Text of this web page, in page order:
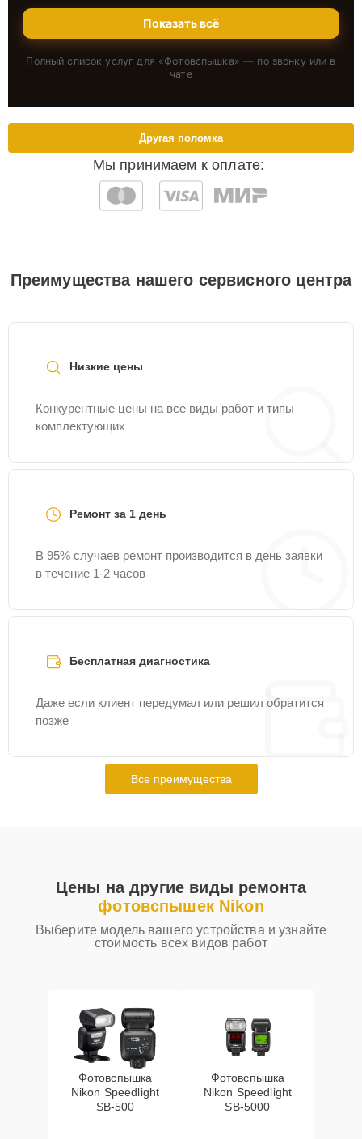
Показать всё
Полный список услуг для «Фотовспышка» — по звонку или в
чате
Мы принимаем к оплате:
Другая поломка
Преимущества нашего сервисного центра
Низкие цены
Конкурентные цены на все виды работ и типы
комплектующих
Ремонт за 1 день
В 95% случаев ремонт производится в день заявки
в течение 1-2 часов
Бесплатная диагностика
Даже если клиент передумал или решил обратится
позже
Все преимущества
Цены на другие виды ремонта
фотовспышек Nikon
Выберите модель вашего устройства и узнайте
стоимость всех видов работ
Фотовспышка
Nikon Speedlight
SB-500
Фотовспышка
Nikon Speedlight
SB-5000